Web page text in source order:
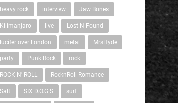
heavy rock interview Jaw Bones
Kilimanjaro live Lost N Found
lucifer over London metal MrsHyde
party Punk Rock rock
ROCK N' ROLL RocknRoll Romance
Salt SIX D.O.G.S surf